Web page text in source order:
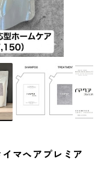
マヘアプレミア